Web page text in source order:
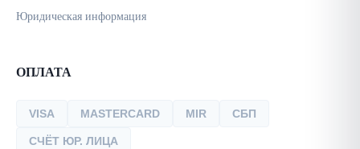
Юридическая информация
ОПЛАТА
VISA MASTERCARD MIR СБП
СЧЁТ ЮР. ЛИЦА